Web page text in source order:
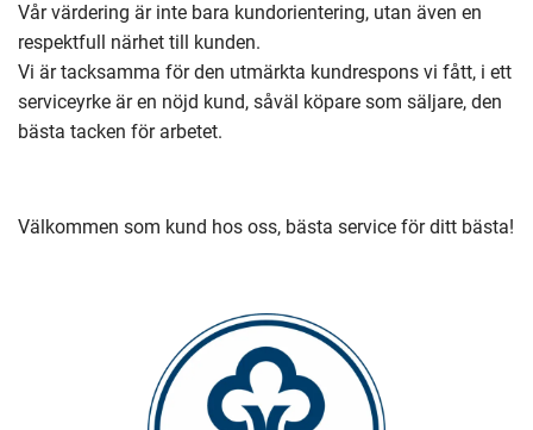
Vår värdering är inte bara kundorientering, utan även en
respektfull närhet till kunden.
Vi är tacksamma för den utmärkta kundrespons vi fått, i ett
serviceyrke är en nöjd kund, såväl köpare som säljare, den
bästa tacken för arbetet.
Välkommen som kund hos oss, bästa service för ditt bästa!